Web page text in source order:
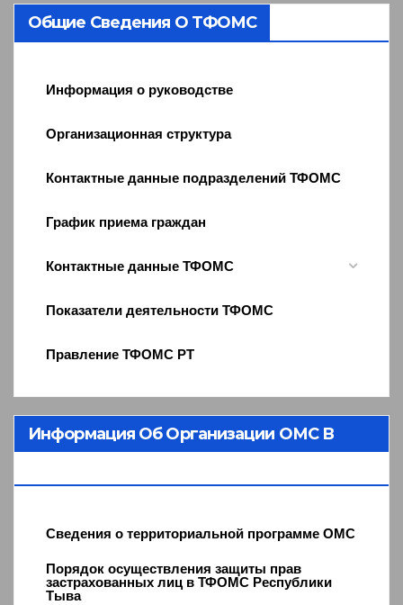
Общие Сведения О ТФОМС
Информация о руководстве
Организационная структура
Контактные данные подразделений ТФОМС
График приема граждан
Контактные данные ТФОМС
Показатели деятельности ТФОМС
Правление ТФОМС РТ
Информация Об Организации ОМС В
Сведения о территориальной программе ОМС
Порядок осуществления защиты прав
застрахованных лиц в ТФОМС Республики
Тыва